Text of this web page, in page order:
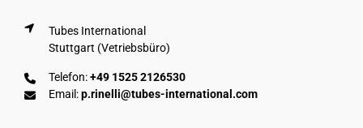
Tubes International
Stuttgart (Vetriebsbüro)
Telefon:+49 1525 2126530
Email:p.rinelli@tubes-international.com